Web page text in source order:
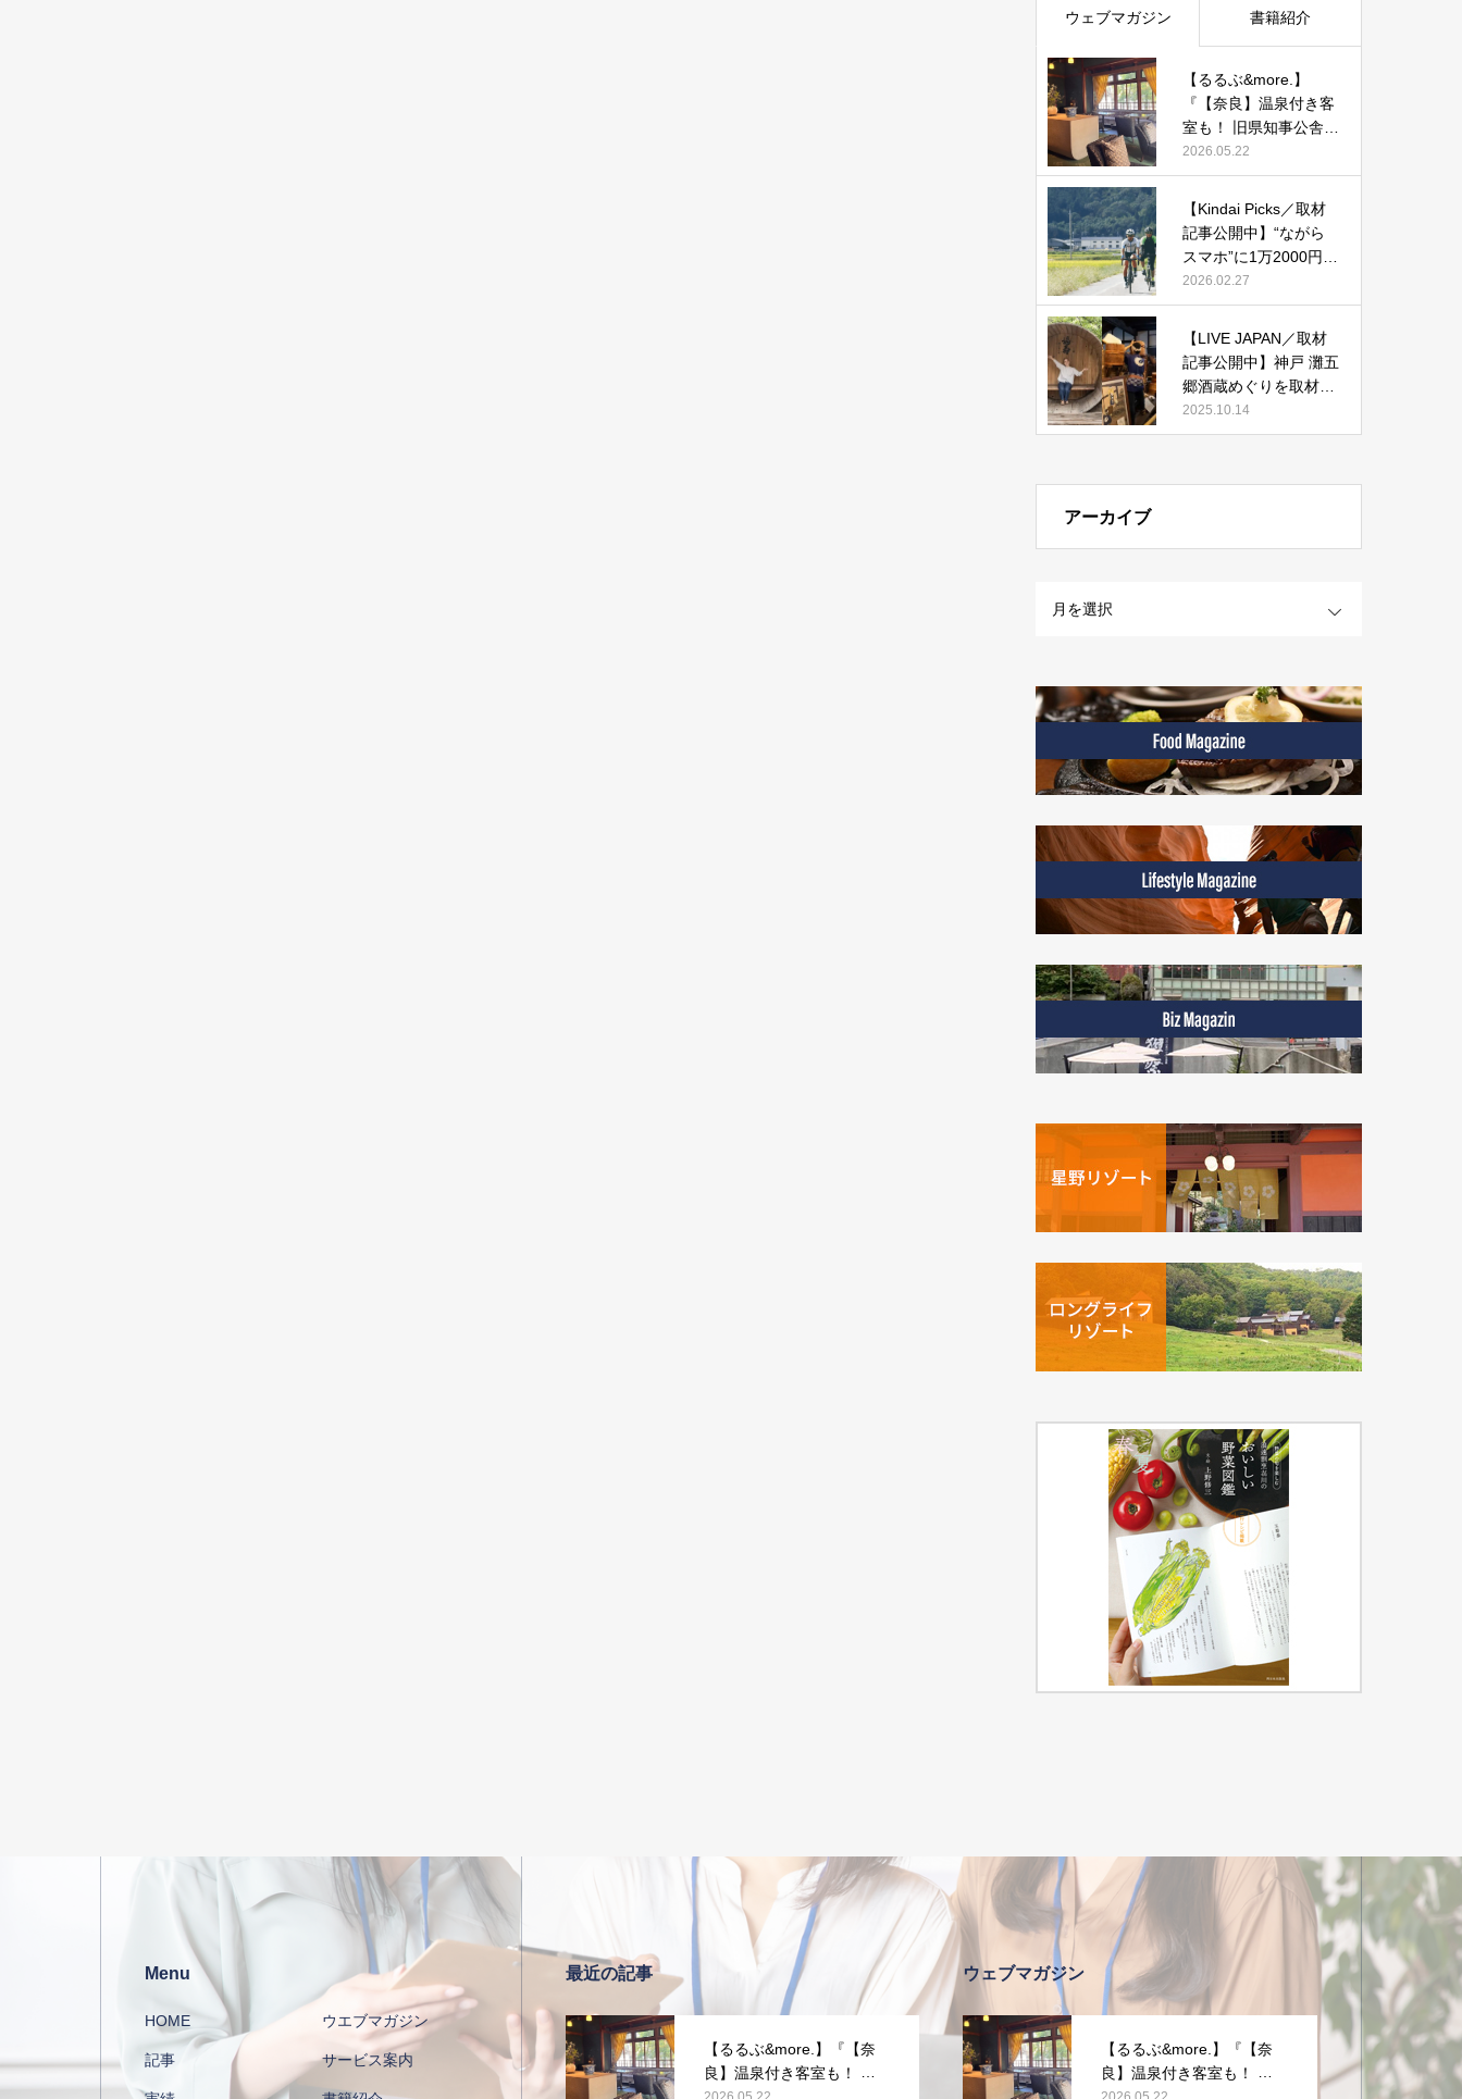
ウェブマガジン 書籍紹介
【るるぶ&more.】
『【奈良】温泉付き客
室も！ 旧県知事公舎を
改装した宿「紫翠 ラグ
ジュアリーコレクショ
ンホテル 奈良」で贅沢
ステイ』
2026.05.22
【Kindai Picks／取材
記事公開中】“ながら
スマホ”に1万2000円！
2026年4月からルール
化される、自転車の
「青切符」とは？
2026.02.27
【LIVE JAPAN／取材
記事公開中】神戸 灘五
郷酒蔵めぐりを取材執
筆しました。
2025.10.14
アーカイブ
Menu
HOME ウエブマガジン
記事 サービス案内
最近の記事
【るるぶ&more.】『【奈
良】温泉付き客室も！ 旧
2026.05.22
ウェブマガジン
【るるぶ&more.】『【奈
良】温泉付き客室も！ 旧
2026.05.22